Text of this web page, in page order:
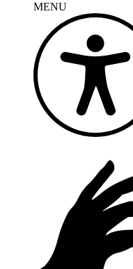
MENU